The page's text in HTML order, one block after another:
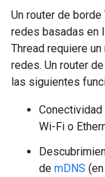
Un router de borde
redes basadas en
Thread requiere
redes. Un router
las siguientes
Wi-Fi o
de mDNS